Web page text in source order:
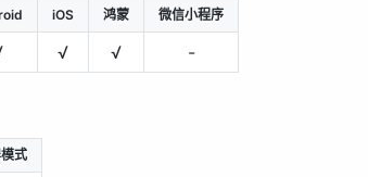
iOS 鸿蒙 微信小程序
√ √ -
式